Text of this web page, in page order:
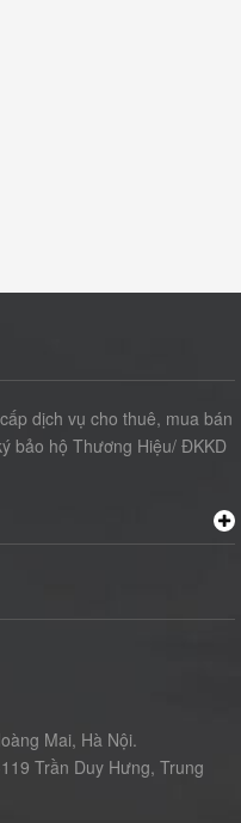
dịch vụ cho thuê, mua bán
bảo hộ Thương Hiệu/ ĐKKD
Mai, Hà Nội.
Trần Duy Hưng, Trung